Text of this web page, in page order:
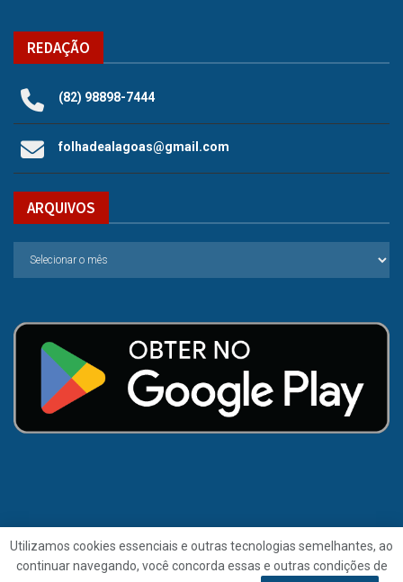
REDAÇÃO
(82) 98898-7444
folhadealagoas@gmail.com
ARQUIVOS
Utilizamos cookies essenciais e outras tecnologias semelhantes, ao
continuar navegando, você concorda essas e outras condições de